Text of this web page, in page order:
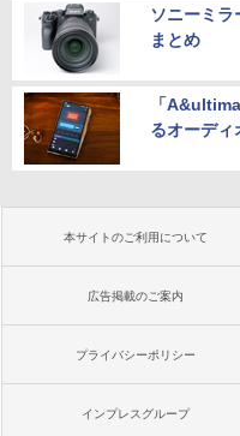
ソニーミ
まとめ
「
るオーディ
本サイトのご利用について
広告掲載のご案内
プライバシーポリシー
インプレスグループ